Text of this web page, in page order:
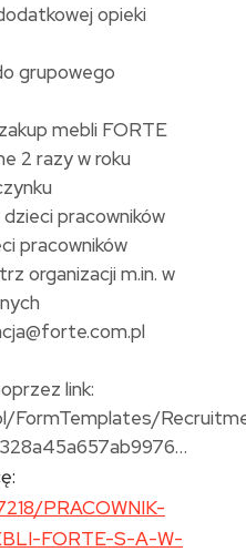
opieki
grupowego
mebli FORTE
2 razy w roku
pracowników
pracowników
organizacji m.in. w
link:
PRACOWNIK-
FORTE-S-A-W-